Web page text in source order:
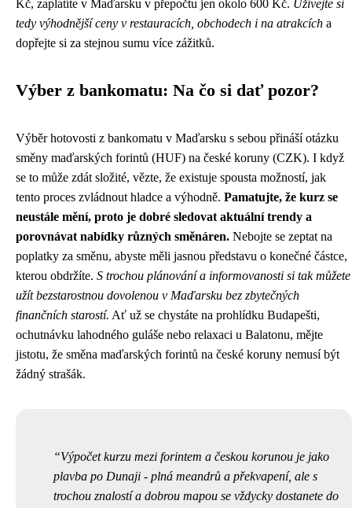
Kč, zaplatíte v Maďarsku v přepočtu jen okolo 600 Kč. Užívejte si
tedy výhodnější ceny v restauracích, obchodech i na atrakcích a
dopřejte si za stejnou sumu více zážitků.
Výber z bankomatu: Na čo si dať pozor?
Výběr hotovosti z bankomatu v Maďarsku s sebou přináší otázku
směny maďarských forintů (HUF) na české koruny (CZK). I když
se to může zdát složité, vězte, že existuje spousta možností, jak
tento proces zvládnout hladce a výhodně. Pamatujte, že kurz se
neustále mění, proto je dobré sledovat aktuální trendy a
porovnávat nabídky různých směnáren. Nebojte se zeptat na
poplatky za směnu, abyste měli jasnou představu o konečné částce,
kterou obdržíte. S trochou plánování a informovanosti si tak můžete
užít bezstarostnou dovolenou v Maďarsku bez zbytečných
finančních starostí. Ať už se chystáte na prohlídku Budapešti,
ochutnávku lahodného guláše nebo relaxaci u Balatonu, mějte
jistotu, že směna maďarských forintů na české koruny nemusí být
žádný strašák.
Výpočet kurzu mezi forintem a českou korunou je jako
plavba po Dunaji - plná meandrů a překvapení, ale s
trochou znalostí a dobrou mapou se vždycky dostanete do